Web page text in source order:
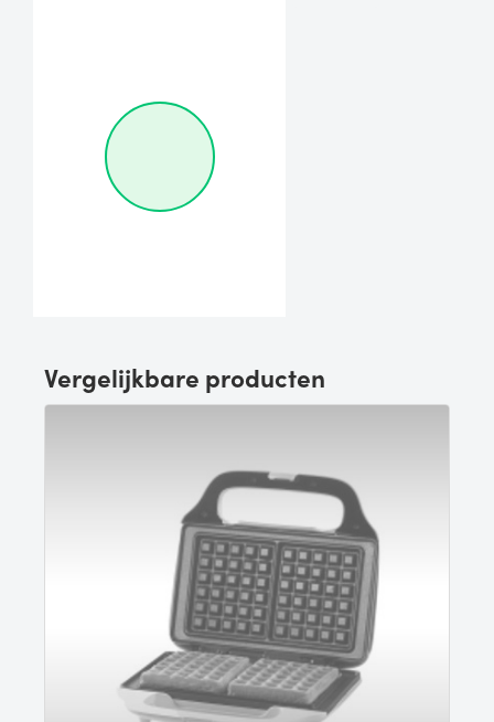
Vergelijkbare producten